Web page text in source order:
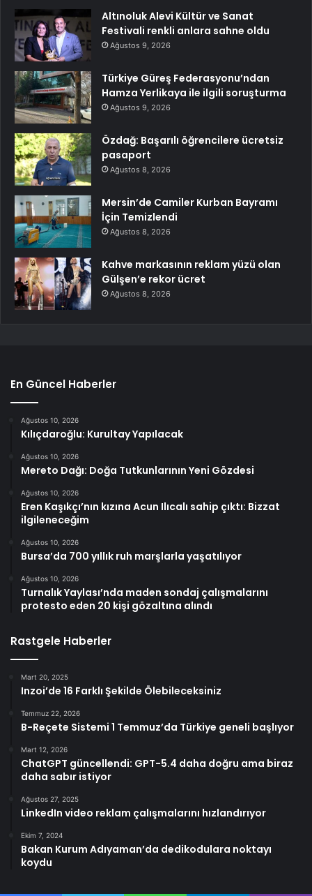
Altınoluk Alevi Kültür ve Sanat
Festivali renkli anlara sahne oldu
Ağustos 9, 2026
Türkiye Güreş Federasyonu’ndan
Hamza Yerlikaya ile ilgili soruşturma
Ağustos 9, 2026
Özdağ: Başarılı öğrencilere ücretsiz
pasaport
Ağustos 8, 2026
Mersin’de Camiler Kurban Bayramı
İçin Temizlendi
Ağustos 8, 2026
Kahve markasının reklam yüzü olan
Gülşen’e rekor ücret
Ağustos 8, 2026
En Güncel Haberler
Ağustos 10, 2026
Kılıçdaroğlu: Kurultay Yapılacak
Ağustos 10, 2026
Mereto Dağı: Doğa Tutkunlarının Yeni Gözdesi
Ağustos 10, 2026
Eren Kaşıkçı’nın kızına Acun Ilıcalı sahip çıktı: Bizzat
ilgileneceğim
Ağustos 10, 2026
Bursa’da 700 yıllık ruh marşlarla yaşatılıyor
Ağustos 10, 2026
Turnalık Yaylası’nda maden sondaj çalışmalarını
protesto eden 20 kişi gözaltına alındı
Rastgele Haberler
Mart 20, 2025
Inzoi’de 16 Farklı Şekilde Ölebileceksiniz
Temmuz 22, 2026
B-Reçete Sistemi 1 Temmuz’da Türkiye geneli başlıyor
Mart 12, 2026
ChatGPT güncellendi: GPT-5.4 daha doğru ama biraz
daha sabır istiyor
Ağustos 27, 2025
LinkedIn video reklam çalışmalarını hızlandırıyor
Ekim 7, 2024
Bakan Kurum Adıyaman’da dedikodulara noktayı
koydu